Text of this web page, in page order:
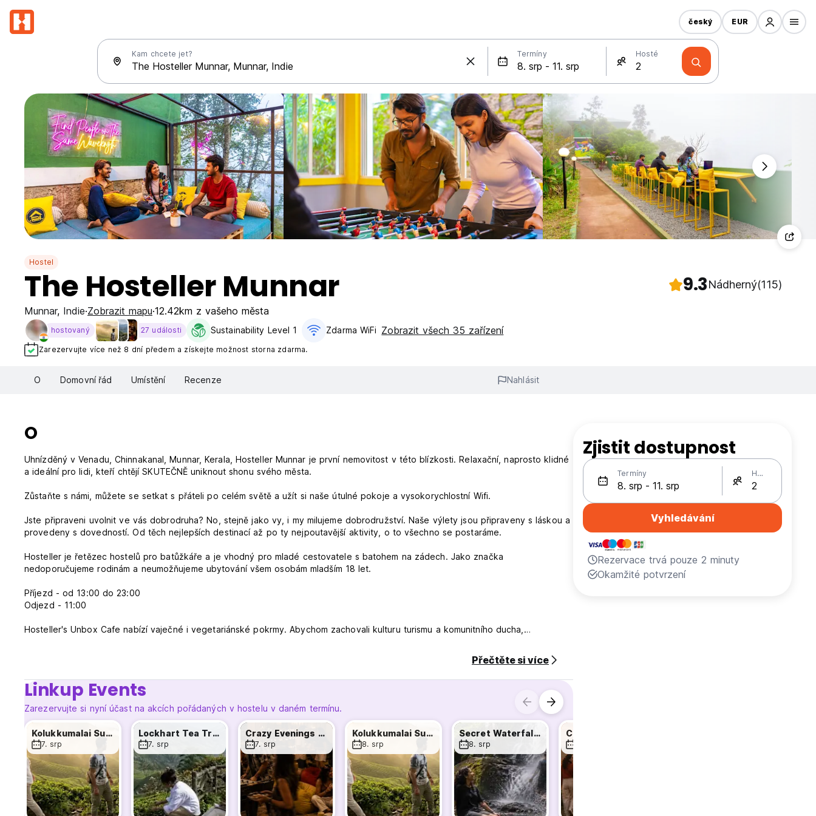
Kam chcete jet? Termíny Hosté
český EUR
Hostel
The Hosteller Munnar 9.3Nádherný(115)
Munnar, Indie Zobrazit mapu 12.42km z vašeho města
hostovaný 27 události Sustainability Level 1 Zdarma WiFi Zobrazit všech 35 zařízení
Zarezervujte více než 8 dní předem a získejte možnost storna zdarma.
O Domovní řád Umístění Recenze Nahlásit
O
Uhnízděný v Venadu, Chinnakanal, Munnar, Kerala, Hosteller Munnar je první nemovitost v této blízkosti. Relaxační, naprosto klidné
a ideální pro lidi, kteří chtějí SKUTEČNĚ uniknout shonu svého města.
Zůstaňte s námi, můžete se setkat s přáteli po celém světě a užít si naše útulné pokoje a vysokorychlostní Wifi.
Jste připraveni uvolnit ve vás dobrodruha? No, stejně jako vy, i my milujeme dobrodružství. Naše výlety jsou připraveny s láskou a
provedeny s dovedností. Od těch nejlepších destinací až po ty nejpoutavější aktivity, o to všechno se postaráme.
Hosteller je řetězec hostelů pro batůžkáře a je vhodný pro mladé cestovatele s batohem na zádech. Jako značka
nedoporučujeme rodinám a neumožňujeme ubytování všem osobám mladším 18 let.
Příjezd - od 13:00 do 23:00
Odjezd - 11:00
Hosteller's Unbox Cafe nabízí vaječné i vegetariánské pokrmy. Abychom zachovali kulturu turismu a komunitního ducha,
V případě 3 nebo 4 osob cestujících společně nemůžeme zaručit ubytování ve stejné koleji. To bude přísně záviset na dostupnosti
do doby přihlášení.
Čas návštěvy: od 10:00 do 20:00
Hosteller Munnar se nachází 25 km od centra města Munnar. Při příjezdu se prosím vyhněte trase Anachal, nejlepší doba, kdy se k
ubytování dostanete, je před 16:00.
Pokud přijíždíte z města Munnar, doražte na autobusovou zastávku Periyakanal a vydejte se úzkým obloukem na silnici Periyakanal
Muttukad. Odtud se do hostelu dostanete přibližně 2 km - 3 km.
Pokud přijíždíte z trasy Theni, dostavte se na autobusovou zastávku Periyakanal a jděte úzkým obloukem na silnici Periyakanal
Muttukad. Odtud se do hostelu dostanete přibližně 2 km - 3 km.
Přečtěte si více
Linkup Events
Zarezervujte si nyní účast na akcích pořádaných v hostelu v daném termínu.
Kolukkumalai Sunrise Safari
7. srp
Lockhart Tea Trail
7. srp
Crazy Evenings @ TH Munnar
7. srp
Kolukkumalai Sunrise Safari
8. srp
Secret Waterfall Tour
8. srp
Zjistit dostupnost
Termíny Hosté
Vyhledávání
Rezervace trvá pouze 2 minuty
Okamžité potvrzení